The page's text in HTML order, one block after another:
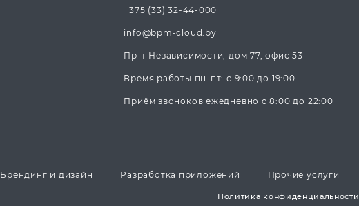
+375 (33) 32-44-000
info@bpm-cloud.by
Пр-т Независимости, дом 77, офис 53
Время работы пн-пт: с 9:00 до 19:00
Приём звоноков ежедневно с 8:00 до 22:00
Брендинг и дизайн Разработка приложений Прочие услуги
Политика конфиденциальности